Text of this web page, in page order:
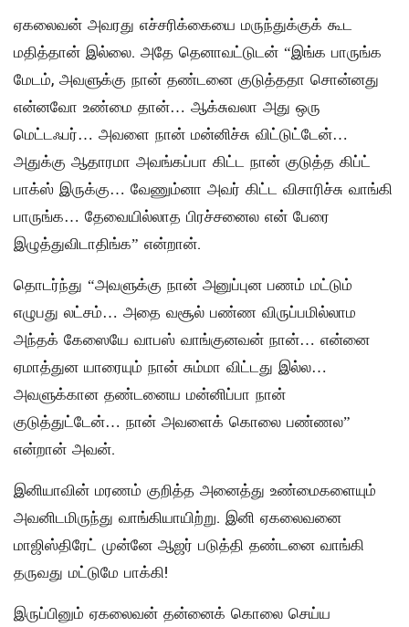
ஏகலைவன் அவரது எச்சரிக்கையை மருந்துக்குக் கூட
மதித்தான் இல்லை. அதே தெனாவட்டுடன் “இங்க பாருங்க
மேடம், அவளுக்கு நான் தண்டனை குடுத்ததா சொன்னது
என்னவோ உண்மை தான்… ஆக்சுவலா அது ஒரு
மெட்டஃபர்… அவளை நான் மன்னிச்சு விட்டுட்டேன்…
அதுக்கு ஆதாரமா அவங்கப்பா கிட்ட நான் குடுத்த கிப்ட்
பாக்ஸ் இருக்கு… வேணும்னா அவர் கிட்ட விசாரிச்சு வாங்கி
பாருங்க… தேவையில்லாத பிரச்சனைல என் பேரை
இழுத்துவிடாதிங்க” என்றான்.
தொடர்ந்து “அவளுக்கு நான் அனுப்புன பணம் மட்டும்
எழுபது லட்சம்… அதை வசூல் பண்ண விருப்பமில்லாம
அந்தக் கேஸையே வாபஸ் வாங்குனவன் நான்… என்னை
ஏமாத்துன யாரையும் நான் சும்மா விட்டது இல்ல…
அவளுக்கான தண்டனைய மன்னிப்பா நான்
குடுத்துட்டேன்… நான் அவளைக் கொலை பண்ணல”
என்றான் அவன்.
இனியாவின் மரணம் குறித்த அனைத்து உண்மைகளையும்
அவனிடமிருந்து வாங்கியாயிற்று. இனி ஏகலைவனை
மாஜிஸ்திரேட் முன்னே ஆஜர் படுத்தி தண்டனை வாங்கி
தருவது மட்டுமே பாக்கி!
இருப்பினும் ஏகலைவன் தன்னைக் கொலை செய்ய